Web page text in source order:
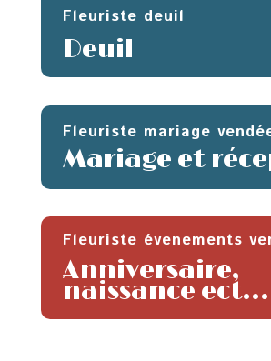
Fleuriste deuil
Deuil
Fleuriste mariage
Mariage et
Fleuriste évenements
Anniversaire,
naissance ect…